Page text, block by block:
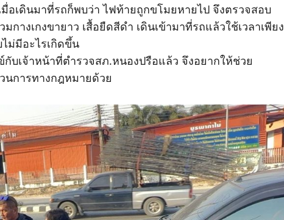
อเดินมาที่รถก็พบว่า ไฟท้ายถูกขโมยหายไป จึงตรวจสอบ
างเกงขายาว เสื้อยืดสีดำ เดินเข้ามาที่รถแล้วใช้เวลาเพียง
ม่มีอะไรเกิดขึ้น
บเจ้าหน้าที่ตำรวจสภ.หนองปรือแล้ว จึงอยากให้ช่วย
การทางกฎหมายด้วย